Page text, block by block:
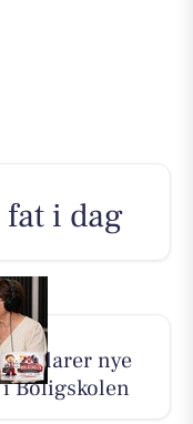
fat i dag
forklarer nye
Boligskolen